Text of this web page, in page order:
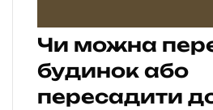
Чи можна
будинок або
пересадити